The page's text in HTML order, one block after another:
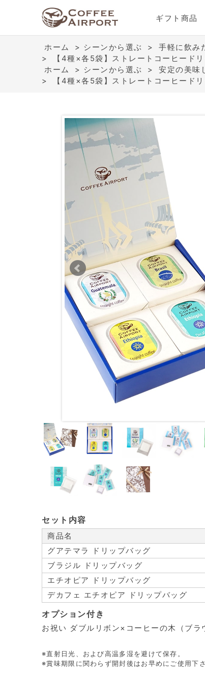
ギフト商品
ホーム > シーンから選ぶ >
手軽に飲み
>
【4種×各5袋】ストレートコーヒード
ホーム
> シーンから選ぶ >
安定の美味
>
【4種×各5袋】ストレートコーヒード
セット内容
商品名
グアテマラ ドリップバッグ
ブラジル ドリップバッグ
エチオピア ドリップバッグ
デカフェ エチオピア ドリップバッグ
オプション付き
お祝い ダブルリボン×コーヒーの木（ブラ
※直射日光、および高温多湿を避けて保存。
※賞味期限に関わらず開封後はお早めにご使用下さ